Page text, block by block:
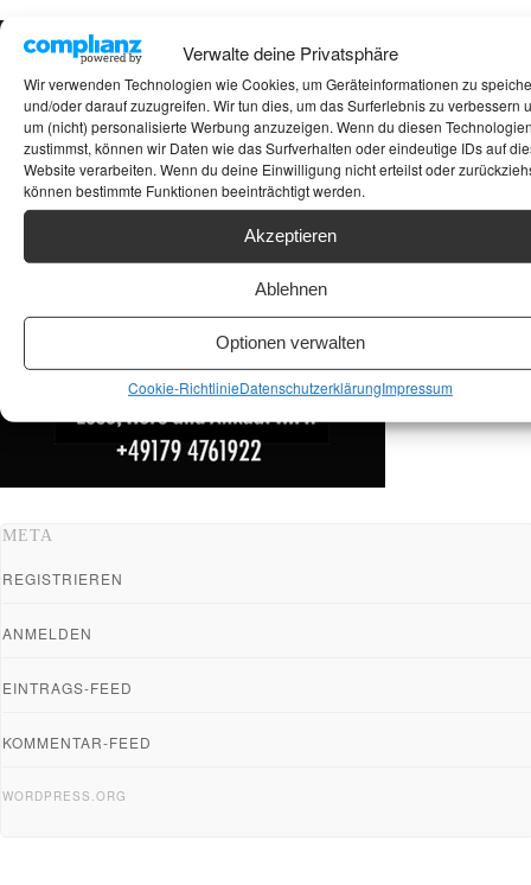
Verwalte deine Privatsphäre
Wir verwenden Technologien wie Cookies, um Geräteinformationen zu
und/oder darauf zuzugreifen. Wir tun dies, um das Surferlebnis zu verbessern
um (nicht) personalisierte Werbung anzuzeigen. Wenn du diesen
zustimmst, können wir Daten wie das Surfverhalten oder eindeutige IDs auf
Website verarbeiten. Wenn du deine Einwilligung nicht erteilst oder
können bestimmte Funktionen beeinträchtigt werden.
Akzeptieren
Ablehnen
Optionen verwalten
Cookie-RichtlinieDatenschutzerklärungImpressum
Suchen
ANKAUF HIFI & HIGH GERÄTE: +491794761922
META
REGISTRIEREN
ANMELDEN
EINTRAGS-FEED
KOMMENTAR-FEED
WORDPRESS.ORG